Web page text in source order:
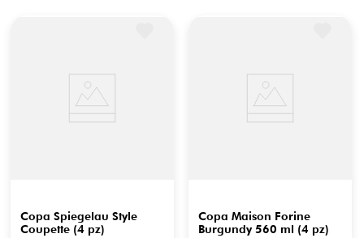
Copa Spiegelau Style
Coupette (4 pz)
Copa Maison Forine
Burgundy 560 ml (4 pz)